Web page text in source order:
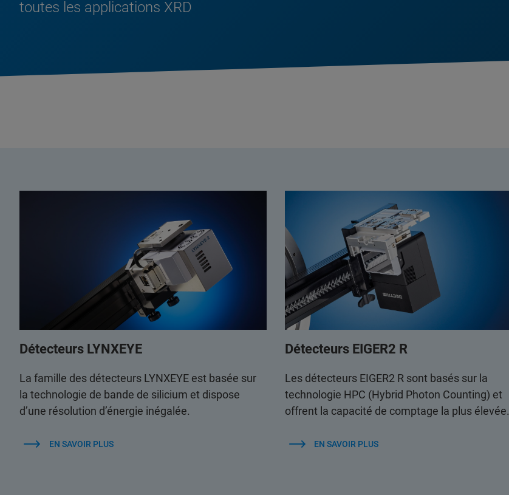
toutes les applications XRD
Détecteurs LYNXEYE
La famille des détecteurs LYNXEYE est basée sur
la technologie de bande de silicium et dispose
d’une résolution d’énergie inégalée.
EN SAVOIR PLUS
Détecteurs EIGER2 R
Les détecteurs EIGER2 R sont basés sur la
technologie HPC (Hybrid Photon Counting) et
offrent la capacité de comptage la plus élevée.
EN SAVOIR PLUS